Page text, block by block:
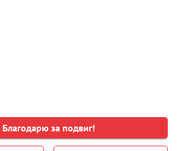
Благодарю за подвиг!